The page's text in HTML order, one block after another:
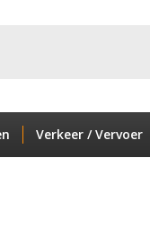
Verkeer / Vervoer